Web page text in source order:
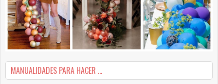
MANUALIDADES PARA HACER ...